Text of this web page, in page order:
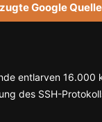
Google
entlarven 16.000
des SSH-